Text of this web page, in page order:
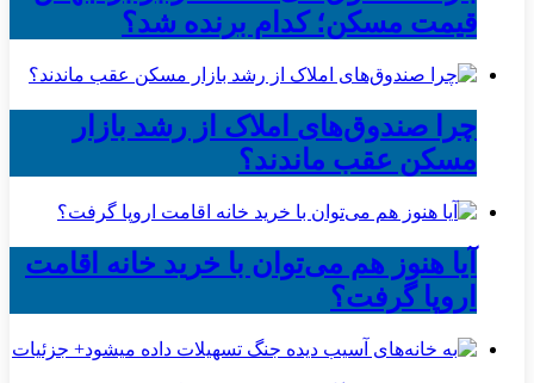
قیمت مسکن؛ کدام برنده شد؟
چرا صندوق‌های املاک از رشد بازار
مسکن عقب ماندند؟
آیا هنوز هم می‌توان با خرید خانه اقامت
اروپا گرفت؟